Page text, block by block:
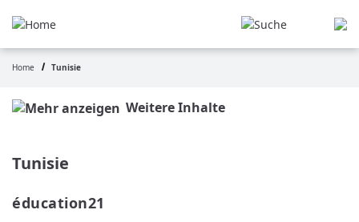
au
principal
Fil
d'Ariane
Home Tunisie
Weitere Inhalte
Tunisie
éducation21